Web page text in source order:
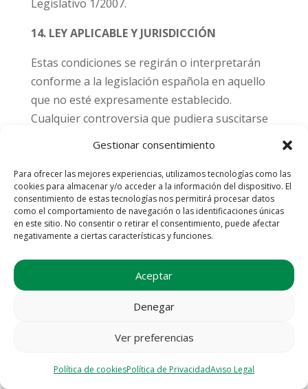
Gestionar consentimiento
Para ofrecer las mejores experiencias, utilizamos tecnologías como las
cookies para almacenar y/o acceder a la información del dispositivo. El
consentimiento de estas tecnologías nos permitirá procesar datos
como el comportamiento de navegación o las identificaciones únicas
en este sitio. No consentir o retirar el consentimiento, puede afectar
negativamente a ciertas características y funciones.
Aceptar
Denegar
Ver preferencias
Política de cookiesPolítica de PrivacidadAviso Legal
Legislativo 1/2007.
14. LEY APLICABLE Y JURISDICCIÓN
Estas condiciones se regirán o interpretarán
conforme a la legislación española en aquello
que no esté expresamente establecido.
Cualquier controversia que pudiera suscitarse
juzgados y tribunales del domicilio del
USUARIO, al lugar del cumplimiento de la
obligación o aquel en que se encuentre el bien
si éste fuera inmueble.